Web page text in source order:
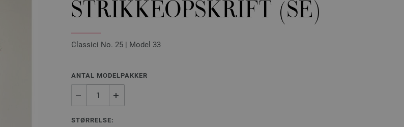
STRIKKEOPSKRIFT (SE)
Classici No. 25 | Model 33
ANTAL MODELPAKKER
STØRRELSE: